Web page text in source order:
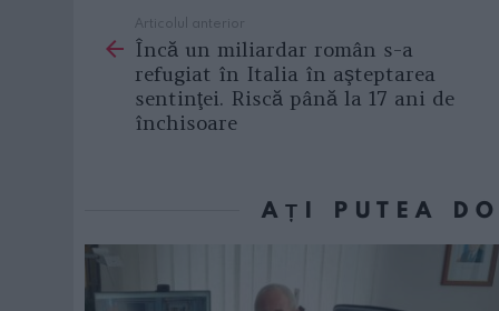
more
Articolul anterior
Încă un miliardar român s-a
refugiat în Italia în aşteptarea
sentinţei. Riscă până la 17 ani de
închisoare
AȚI PUTEA